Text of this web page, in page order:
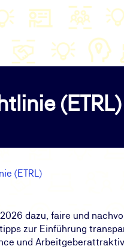
(ETRL)
(ETRL)
dazu, faire und
zur Einführung
und